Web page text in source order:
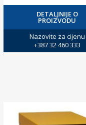
DETALJNIJE O
PROIZVODU
Nazovite za cijenu
+387 32 460 333